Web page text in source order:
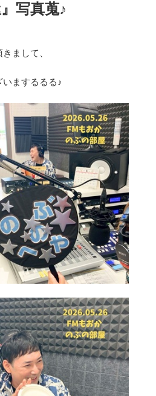
写真蒐♪
まして、
まするるる♪